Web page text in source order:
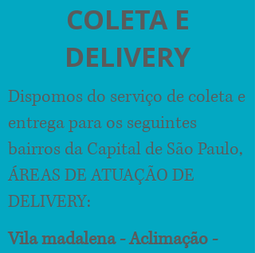
COLETA E
DELIVERY
Dispomos do serviço de coleta e
entrega para os seguintes
bairros da Capital de São Paulo,
ÁREAS DE ATUAÇÃO DE
DELIVERY:
Vila madalena - Aclimação -